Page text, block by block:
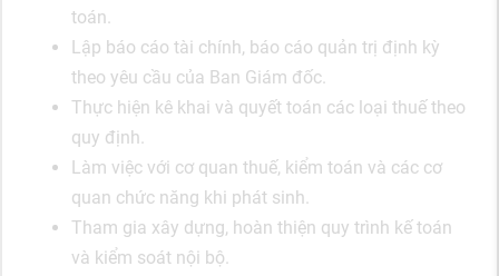
toán.
Lập báo cáo tài chính, báo cáo quản trị định kỳ
theo yêu cầu của Ban Giám đốc.
Thực hiện kê khai và quyết toán các loại thuế theo
quy định.
Làm việc với cơ quan thuế, kiểm toán và các cơ
quan chức năng khi phát sinh.
Tham gia xây dựng, hoàn thiện quy trình kế toán
và kiểm soát nội bộ.